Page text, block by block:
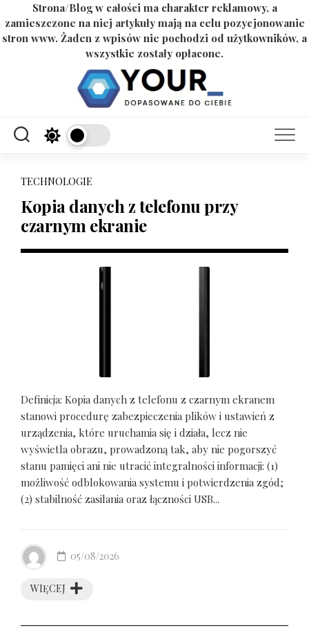
Strona/Blog w całości ma charakter reklamowy, a
zamieszczone na niej artykuły mają na celu pozycjonowanie
stron www. Żaden z wpisów nie pochodzi od użytkowników, a
wszystkie zostały opłacone.
TECHNOLOGIE
Kopia danych z telefonu przy
czarnym ekranie
Definicja: Kopia danych z telefonu z czarnym ekranem
stanowi procedurę zabezpieczenia plików i ustawień z
urządzenia, które uruchamia się i działa, lecz nie
wyświetla obrazu, prowadzoną tak, aby nie pogorszyć
stanu pamięci ani nie utracić integralności informacji: (1)
możliwość odblokowania systemu i potwierdzenia zgód;
(2) stabilność zasilania oraz łączności USB...
WIĘCEJ
05/08/2026